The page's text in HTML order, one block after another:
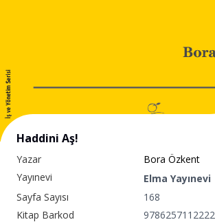
Haddini Aş!
Yazar
Bora Özkent
Yayınevi
Elma Yayınevi
Sayfa Sayısı
168
Kitap Barkod
9786257112222